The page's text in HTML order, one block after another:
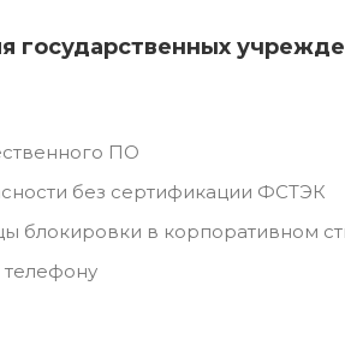
государственных
ПО
без сертификации ФСТЭК
блокировки в корпоративном